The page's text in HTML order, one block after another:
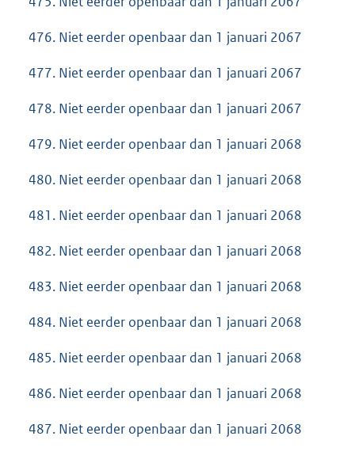
476. Niet eerder openbaar dan 1 januari 2067
477. Niet eerder openbaar dan 1 januari 2067
478. Niet eerder openbaar dan 1 januari 2067
479. Niet eerder openbaar dan 1 januari 2068
480. Niet eerder openbaar dan 1 januari 2068
481. Niet eerder openbaar dan 1 januari 2068
482. Niet eerder openbaar dan 1 januari 2068
483. Niet eerder openbaar dan 1 januari 2068
484. Niet eerder openbaar dan 1 januari 2068
485. Niet eerder openbaar dan 1 januari 2068
486. Niet eerder openbaar dan 1 januari 2068
487. Niet eerder openbaar dan 1 januari 2068